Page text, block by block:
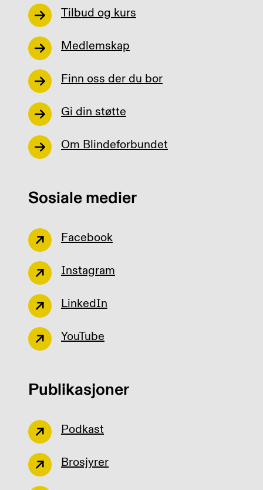
Tilbud og kurs
Medlemskap
Finn oss der du bor
Gi din støtte
Om Blindeforbundet
Sosiale medier
Facebook
Instagram
LinkedIn
YouTube
Publikasjoner
Podkast
Brosjyrer